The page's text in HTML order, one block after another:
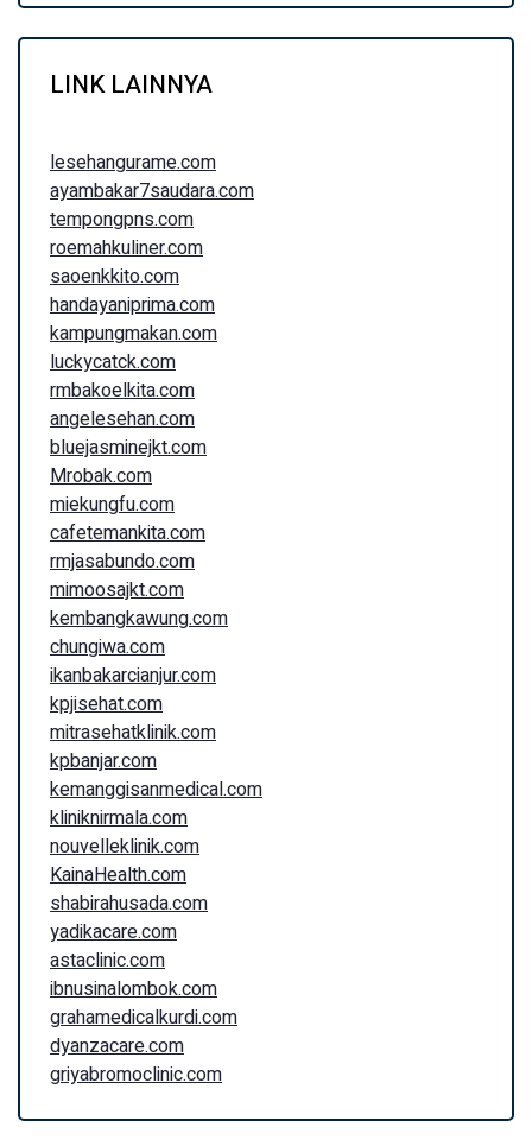
LINK LAINNYA
lesehangurame.com
ayambakar7saudara.com
tempongpns.com
roemahkuliner.com
saoenkkito.com
handayaniprima.com
kampungmakan.com
luckycatck.com
rmbakoelkita.com
angelesehan.com
bluejasminejkt.com
Mrobak.com
miekungfu.com
cafetemankita.com
rmjasabundo.com
mimoosajkt.com
kembangkawung.com
chungiwa.com
ikanbakarcianjur.com
kpjisehat.com
mitrasehatklinik.com
kpbanjar.com
kemanggisanmedical.com
kliniknirmala.com
nouvelleklinik.com
KainaHealth.com
shabirahusada.com
yadikacare.com
astaclinic.com
ibnusinalombok.com
grahamedicalkurdi.com
dyanzacare.com
griyabromoclinic.com